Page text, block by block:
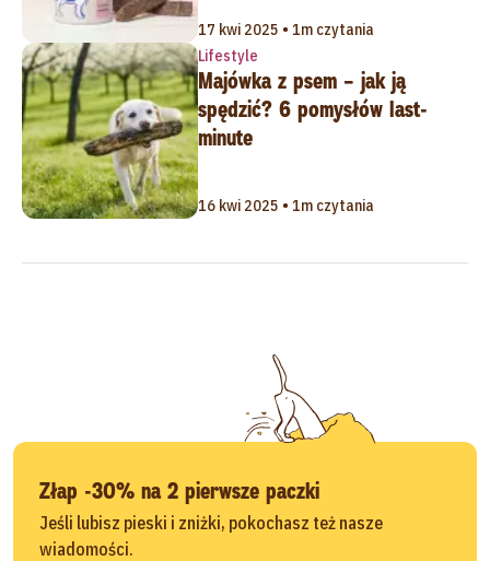
17 kwi 2025 • 1m czytania
Lifestyle
Majówka z psem – jak ją
spędzić? 6 pomysłów last-
minute
16 kwi 2025 • 1m czytania
Złap -30% na 2 pierwsze paczki
Jeśli lubisz pieski i zniżki, pokochasz też nasze
wiadomości.